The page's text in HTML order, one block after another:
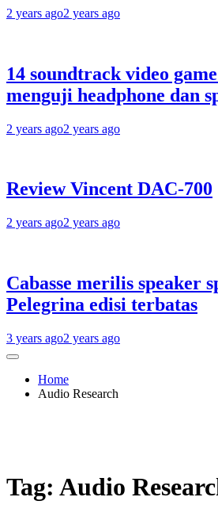
2 years ago2 years ago
14 soundtrack video
menguji headphone dan
2 years ago2 years ago
Review Vincent DAC-700
2 years ago2 years ago
Cabasse merilis speaker
Pelegrina edisi terbatas
3 years ago2 years ago
Home
Audio Research
Tag: Audio